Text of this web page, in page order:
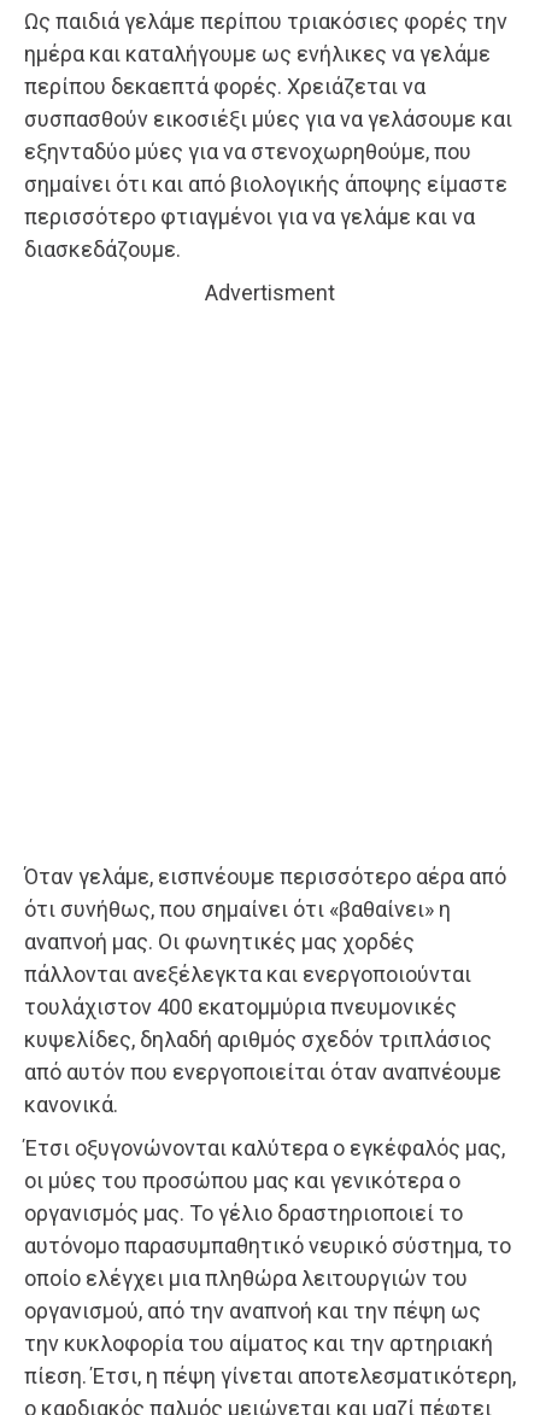
Ως παιδιά γελάμε περίπου τριακόσιες φορές την
ημέρα και καταλήγουμε ως ενήλικες να γελάμε
περίπου δεκαεπτά φορές. Χρειάζεται να
συσπασθούν εικοσιέξι μύες για να γελάσουμε και
εξηνταδύο μύες για να στενοχωρηθούμε, που
σημαίνει ότι και από βιολογικής άποψης είμαστε
περισσότερο φτιαγμένοι για να γελάμε και να
διασκεδάζουμε.
Advertisment
Όταν γελάμε, εισπνέουμε περισσότερο αέρα από
ότι συνήθως, που σημαίνει ότι «βαθαίνει» η
αναπνοή μας. Οι φωνητικές μας χορδές
πάλλονται ανεξέλεγκτα και ενεργοποιούνται
τουλάχιστον 400 εκατομμύρια πνευμονικές
κυψελίδες, δηλαδή αριθμός σχεδόν τριπλάσιος
από αυτόν που ενεργοποιείται όταν αναπνέουμε
κανονικά.
Έτσι οξυγονώνονται καλύτερα ο εγκέφαλός μας,
οι μύες του προσώπου μας και γενικότερα ο
οργανισμός μας. Το γέλιο δραστηριοποιεί το
αυτόνομο παρασυμπαθητικό νευρικό σύστημα, το
οποίο ελέγχει μια πληθώρα λειτουργιών του
οργανισμού, από την αναπνοή και την πέψη ως
την κυκλοφορία του αίματος και την αρτηριακή
πίεση. Έτσι, η πέψη γίνεται αποτελεσματικότερη,
ο καρδιακός παλμός μειώνεται και μαζί πέφτει